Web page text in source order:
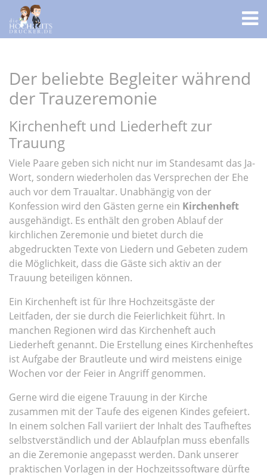
Der beliebte Begleiter während
der Trauzeremonie
Kirchenheft und Liederheft zur
Trauung
Viele Paare geben sich nicht nur im Standesamt das Ja-
Wort, sondern wiederholen das Versprechen der Ehe
auch vor dem Traualtar. Unabhängig von der
Konfession wird den Gästen gerne ein Kirchenheft
ausgehändigt. Es enthält den groben Ablauf der
kirchlichen Zeremonie und bietet durch die
abgedruckten Texte von Liedern und Gebeten zudem
die Möglichkeit, dass die Gäste sich aktiv an der
Trauung beteiligen können.
Ein Kirchenheft ist für Ihre Hochzeitsgäste der
Leitfaden, der sie durch die Feierlichkeit führt. In
manchen Regionen wird das Kirchenheft auch
Liederheft genannt. Die Erstellung eines Kirchenheftes
ist Aufgabe der Brautleute und wird meistens einige
Wochen vor der Feier in Angriff genommen.
Gerne wird die eigene Trauung in der Kirche
zusammen mit der Taufe des eigenen Kindes gefeiert.
In einem solchen Fall variiert der Inhalt des Taufheftes
selbstverständlich und der Ablaufplan muss ebenfalls
an die Zeremonie angepasst werden. Dank unserer
praktischen Vorlagen in der Hochzeitssoftware dürfte